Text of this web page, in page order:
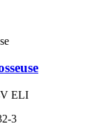
ELI
3